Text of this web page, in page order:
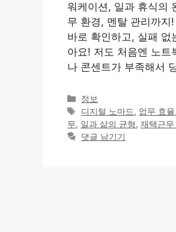
워케이션, 일과 휴식의
무 환경, 멘탈 관리까
바로 확인하고, 실패 없
아요! 저도 처음엔 노트
나 콘센트가 부족해서
카
테
고
리
정보
태
그
디지털 노마드, 업무 효율
무, 일과 삶의 균형, 재택근무
댓글 남기기